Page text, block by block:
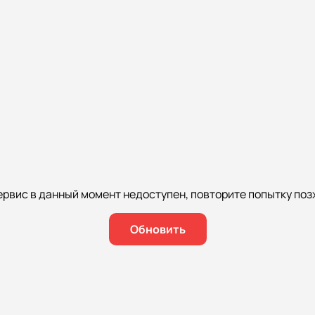
в данный момент недоступен, повторите попытку
Обновить